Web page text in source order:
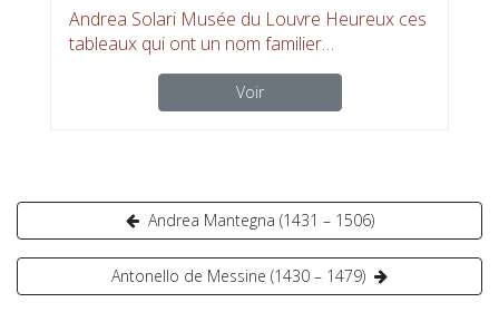
Andrea Solari Musée du Louvre Heureux ces
tableaux qui ont un nom familier…
Voir
Navigation
de
l’article
Andrea Mantegna (1431 – 1506)
Antonello de Messine (1430 – 1479)